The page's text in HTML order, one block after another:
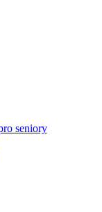
seniory